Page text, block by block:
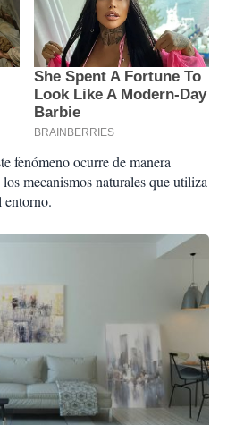
fenómeno ocurre de manera
mecanismos naturales que utiliza
entorno.